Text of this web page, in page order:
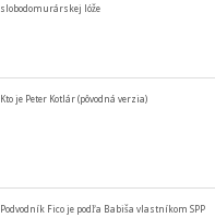
slobodomurárskej lóže
Kto je Peter Kotlár (pôvodná verzia)
Podvodník Fico je podľa Babiša vlastníkom SPP